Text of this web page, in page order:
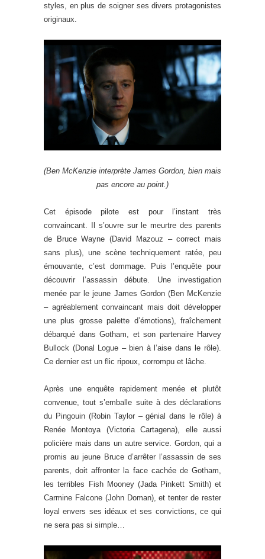
styles, en plus de soigner ses divers protagonistes
originaux.
(Ben McKenzie interprète James Gordon, bien mais
pas encore au point.)
Cet épisode pilote est pour l’instant très
convaincant. Il s’ouvre sur le meurtre des parents
de Bruce Wayne (David Mazouz – correct mais
sans plus), une scène techniquement ratée, peu
émouvante, c’est dommage. Puis l’enquête pour
découvrir l’assassin débute. Une investigation
menée par le jeune James Gordon (Ben McKenzie
– agréablement convaincant mais doit développer
une plus grosse palette d’émotions), fraîchement
débarqué dans Gotham, et son partenaire Harvey
Bullock (Donal Logue – bien à l’aise dans le rôle).
Ce dernier est un flic ripoux, corrompu et lâche.
Après une enquête rapidement menée et plutôt
convenue, tout s’emballe suite à des déclarations
du Pingouin (Robin Taylor – génial dans le rôle) à
Renée Montoya (Victoria Cartagena), elle aussi
policière mais dans un autre service. Gordon, qui a
promis au jeune Bruce d’arrêter l’assassin de ses
parents, doit affronter la face cachée de Gotham,
les terribles Fish Mooney (Jada Pinkett Smith) et
Carmine Falcone (John Doman), et tenter de rester
loyal envers ses idéaux et ses convictions, ce qui
ne sera pas si simple…